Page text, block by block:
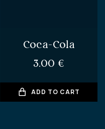
Coca-Cola
3.00 €
ADD TO CART